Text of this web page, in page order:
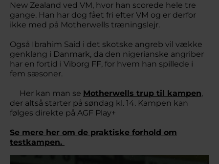
New Zealand ved VM, hvor han scorede hele tre
gange. Han har dog fået fri efter VM og er derfor
ikke med på Motherwells træningslejr.
Også Ibrahim Said i det skotske angreb vil vække
genklang i Danmark, da den nigerianske angriber
har en fortid i Viborg FF, for hvem han spillede i
fem sæsoner.
Her kan man se Motherwells trup til kampen,
der altså starter på søndag kl. 14. Kampen kan
følges direkte på AGF Play+
Se mere her om de praktiske forhold om
testkampen.